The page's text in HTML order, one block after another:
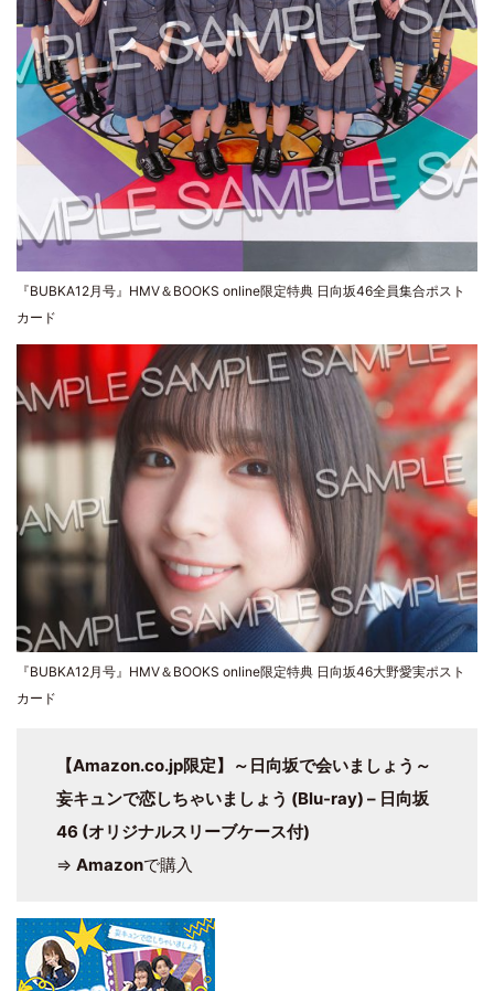
『BUBKA12月号』HMV＆BOOKS online限定特典 日向坂46全員集合ポスト
カード
『BUBKA12月号』HMV＆BOOKS online限定特典 日向坂46大野愛実ポスト
カード
【Amazon.co.jp限定】～日向坂で会いましょう～
妄キュンで恋しちゃいましょう (Blu-ray) – 日向坂
46 (オリジナルスリーブケース付)
⇒ Amazonで購入